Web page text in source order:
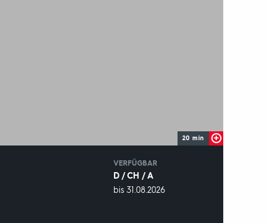
20 min
VERFÜGBAR
D / CH / A
VERFÜGBAR
bis 31.08.2026